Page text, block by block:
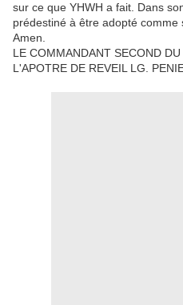
sur ce que YHWH a fait. Dans
prédestiné à être adopté comme
Amen.
LE COMMANDANT SECOND DU
L'APOTRE DE REVEIL LG.